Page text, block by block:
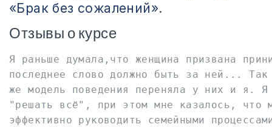
«Брак без сожалений».
Отзывы о курсе
Я раньше думала,что женщина призвана
последнее слово должно быть за ней...
же модель поведения переняла у них и я.
"решать всё", при этом мне казалось, что
эффективно руководить семейными